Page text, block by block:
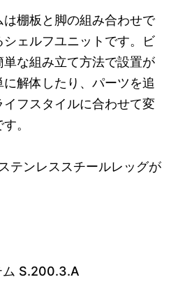
棚板と脚の組み合わせで
ェルフユニットです。ビ
な組み立て方法で設置が
解体したり、パーツを追
フスタイルに合わせて変
。
テンレススチールレッグが
ム S.200.3.A